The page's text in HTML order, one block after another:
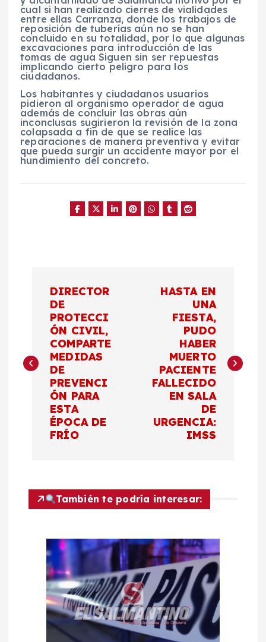
cual si han realizado cierres de vialidades
entre ellas Carranza, donde los trabajos de
reposición de tuberías aún no se han
concluido en su totalidad, por lo que algunas
excavaciones para introducción de las
tomas de agua Siguen sin ser repuestas
implicando cierto peligro para los
ciudadanos.
Los habitantes y ciudadanos usuarios
pidieron al organismo operador de agua
además de concluir las obras aún
inconclusas sugirieron la revisión de la zona
colapsada a fin de que se realice las
reparaciones de manera preventiva y evitar
que pueda surgir un accidente mayor por el
hundimiento del concreto.
e
ó
DIRECTOR
DE
PROTECCI
ÓN CIVIL,
COMPARTE
MEDIDAS
DE
PREVENCI
ÓN PARA
ESTA
ÉPOCA DE
FRÍO
HASTA EN
UNA
FIESTA,
PUDO
HABER
MUERTO
PACIENTE
FALLECIDO
EN SALA
DE
URGENCIA:
IMSS
También te podría interesar: